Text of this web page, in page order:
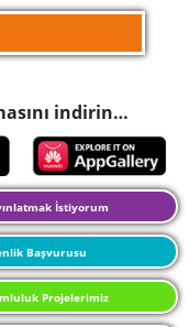
indirin…
İstiyorum
Başvurusu
Projelerimiz